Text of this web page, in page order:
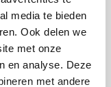
media te bieden
Ook delen we
met onze
en analyse. Deze
met andere
zichtbaarheid.
impact